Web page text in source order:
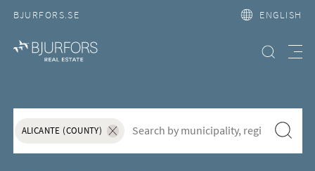
BJURFORS.SE ENGLISH
Search property
House and apartment for sale
ALICANTE (COUNTY)
Ta bort sökordet "Alicante (County)"
S&ouml;k f&ouml;r att l&auml;gga till nytt s&ouml;kord